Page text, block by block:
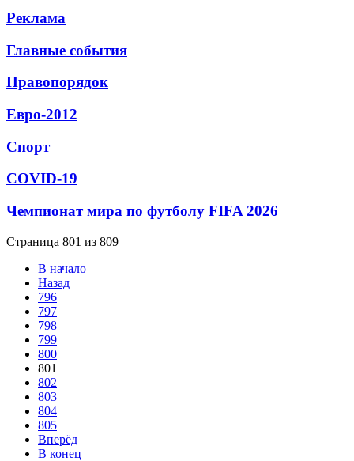
Реклама
Главные события
Правопорядок
Евро-2012
Спорт
СОVID-19
Чемпионат мира по футболу FIFA 2026
Страница 801 из 809
В начало
Назад
796
797
798
799
800
801
802
803
804
805
Вперёд
В конец